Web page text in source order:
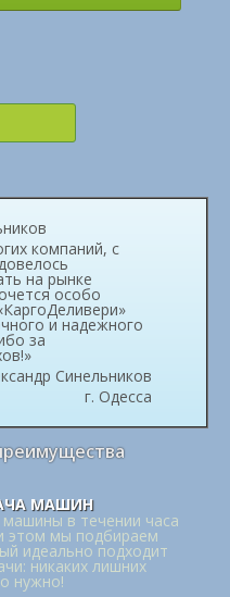
компаний, с
на рынке
особо
и надежного
за
Синельников
г. Одесса
МАШИН
в течении часа
этом мы подбираем
идеально подходит
никаких лишних
нужно!